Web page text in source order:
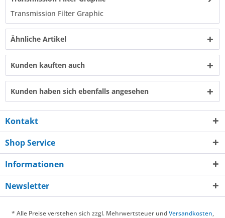
Transmission Filter Graphic
Ähnliche Artikel
Kunden kauften auch
Kunden haben sich ebenfalls angesehen
Kontakt
Shop Service
Informationen
Newsletter
* Alle Preise verstehen sich zzgl. Mehrwertsteuer undVersandkosten,